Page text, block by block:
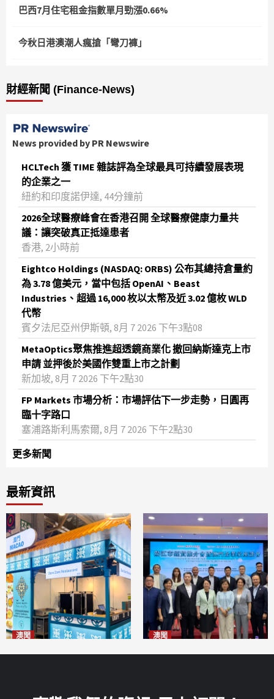
巴西7月住宅租金指數單月勁漲0.66%
今秋日港澳潮人瘋搶「彎刀褲」
財經新聞 (Finance-News)
News provided by PR Newswire
HCLTech 獲 TIME 雜誌評為全球最具可持續發展表現
的企業之一
紐約和印度諾伊達, 44分鐘前
2026全球醫療峰會在香港召開 全球醫療健康力量共
議：讓突破真正抵達患者
香港, 2小時前
Eightco Holdings (NASDAQ: ORBS) 公布其總持倉量約
為 3.78 億美元，當中包括 OpenAI、Beast
Industries、超過 16,000 枚以太幣及近 3.02 億枚 WLD
代幣
賓夕法尼亞州伊斯頓, 8月 7 2026 下午3點08
MetaOptics聚焦推進超透鏡商業化 撤回納斯達克上市
申請 並押後於美國作雙重上市之計劃
新加坡, 8月 7 2026 下午2點30
FP Markets 市場分析：市場評估下一步走勢，日圓再
臨十字路口
塞浦路斯利馬索爾, 8月 7 2026 下午2點30
更多新聞
最新資訊
澳聞 澳聞